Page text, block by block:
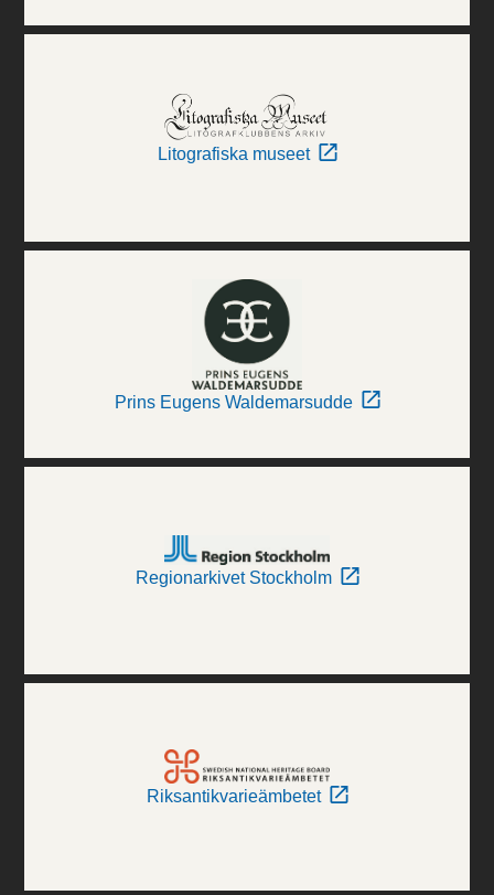
Litografiska museet
Prins Eugens Waldemarsudde
Regionarkivet Stockholm
Riksantikvarieämbetet